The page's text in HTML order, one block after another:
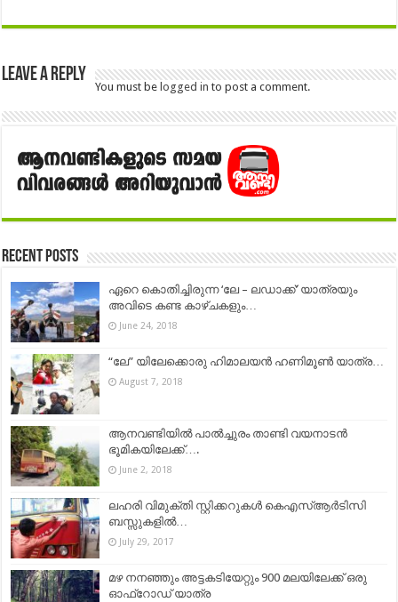
Leave a Reply
You must be logged in to post a comment.
Recent Posts
ഏറെ കൊതിച്ചിരുന്ന ‘ലേ – ലഡാക്ക്’ യാത്രയും
അവിടെ കണ്ട കാഴ്ചകളും…
June 24, 2018
“ലേ” യിലേക്കൊരു ഹിമാലയൻ ഹണിമൂൺ യാത്ര…
August 7, 2018
ആനവണ്ടിയിൽ പാൽച്ചുരം താണ്ടി വയനാടൻ
ഭൂമികയിലേക്ക്….
June 2, 2018
ലഹരി വിമുക്തി സ്റ്റിക്കറുകള്‍ കെഎസ്ആര്‍ടിസി
ബസ്സുകളില്‍…
July 29, 2017
മഴ നനഞ്ഞും അട്ടകടിയേറ്റും 900 മലയിലേക്ക് ഒരു
ഓഫ്‌റോഡ് യാത്ര